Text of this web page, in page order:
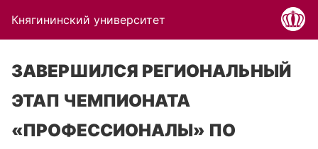
Княгининский университет
ЗАВЕРШИЛСЯ РЕГИОНАЛЬНЫЙ
ЭТАП ЧЕМПИОНАТА
«ПРОФЕССИОНАЛЫ» ПО